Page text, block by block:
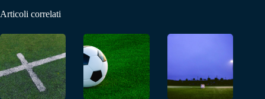
Articoli correlati